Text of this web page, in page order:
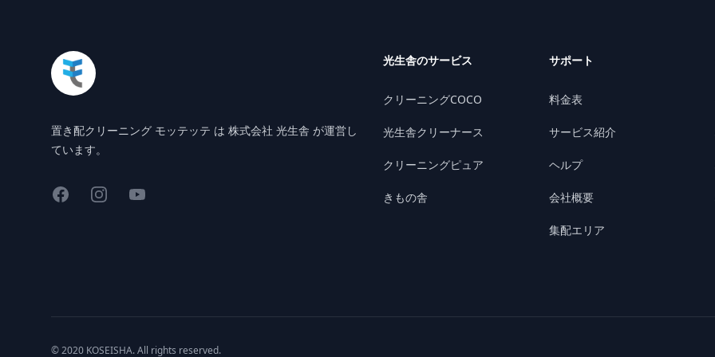
置き配クリーニング モッテッテ は 株式会社 光生舎 が運営し
ています。
FacebookInstagramYouTube
光生舎のサービス
クリーニングCOCO
光生舎クリーナース
クリーニングピュア
きもの舎
サポート
料金表
サービス紹介
ヘルプ
会社概要
集配エリア
© 2020 KOSEISHA. All rights reserved.